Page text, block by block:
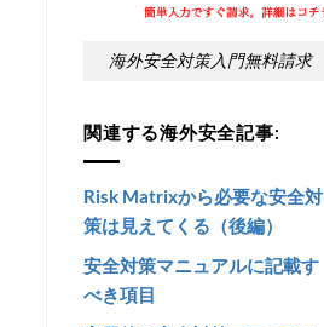
海外安全対策入門無料請求
関連する海外安全記事:
Risk Matrixから必要な安全対
策は見えてくる（後編）
安全対策マニュアルに記載す
べき項目